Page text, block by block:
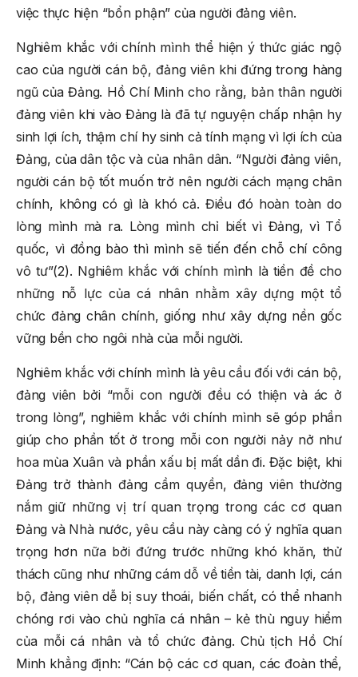
việc thực hiện “bổn phận” của người đảng viên.
Nghiêm khắc với chính mình thể hiện ý thức giác ngộ
cao của người cán bộ, đảng viên khi đứng trong hàng
ngũ của Đảng. Hồ Chí Minh cho rằng, bản thân người
đảng viên khi vào Đảng là đã tự nguyện chấp nhận hy
sinh lợi ích, thậm chí hy sinh cả tính mạng vì lợi ích của
Đảng, của dân tộc và của nhân dân. “Người đảng viên,
người cán bộ tốt muốn trở nên người cách mạng chân
chính, không có gì là khó cả. Điều đó hoàn toàn do
lòng mình mà ra. Lòng mình chỉ biết vì Đảng, vì Tổ
quốc, vì đồng bào thì mình sẽ tiến đến chỗ chí công
vô tư”(2). Nghiêm khắc với chính mình là tiền đề cho
những nỗ lực của cá nhân nhằm xây dựng một tổ
chức đảng chân chính, giống như xây dựng nền gốc
vững bền cho ngôi nhà của mỗi người.
Nghiêm khắc với chính mình là yêu cầu đối với cán bộ,
đảng viên bởi “mỗi con người đều có thiện và ác ở
trong lòng”, nghiêm khắc với chính mình sẽ góp phần
giúp cho phần tốt ở trong mỗi con người nảy nở như
hoa mùa Xuân và phần xấu bị mất dần đi. Đặc biệt, khi
Đảng trở thành đảng cầm quyền, đảng viên thường
nắm giữ những vị trí quan trọng trong các cơ quan
Đảng và Nhà nước, yêu cầu này càng có ý nghĩa quan
trọng hơn nữa bởi đứng trước những khó khăn, thử
thách cũng như những cám dỗ về tiền tài, danh lợi, cán
bộ, đảng viên dễ bị suy thoái, biến chất, có thể nhanh
chóng rơi vào chủ nghĩa cá nhân – kẻ thù nguy hiểm
của mỗi cá nhân và tổ chức đảng. Chủ tịch Hồ Chí
Minh khẳng định: “Cán bộ các cơ quan, các đoàn thể,